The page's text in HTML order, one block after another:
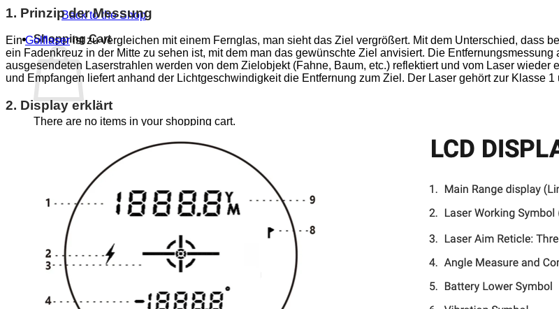
Back to the Shop
Shopping Cart
There are no items in your shopping cart.
1. Prinzip der Messung
EinGolflaserist zu vergleichen mit einem Fernglas, man sieht das Ziel vergrößert. Mit dem Unterschied, dass
ein Fadenkreuz in der Mitte zu sehen ist, mit dem man das gewünschte Ziel anvisiert. Die
ausgesendeten Laserstrahlen werden von dem Zielobjekt (Fahne, Baum, etc.) reflektiert und vom Laser
und Empfangen liefert anhand der Lichtgeschwindigkeit die Entfernung zum Ziel. Der Laser gehört zur Klasse 1
2. Display erklärt